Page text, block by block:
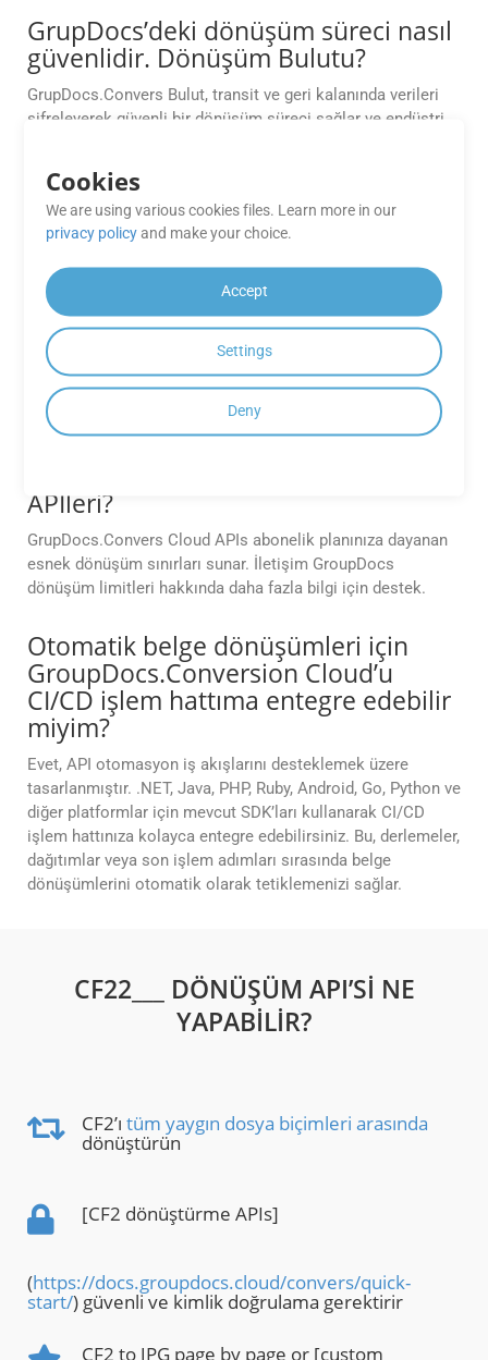
GrupDocs’deki dönüşüm süreci nasıl
güvenlidir. Dönüşüm Bulutu?
GrupDocs.Convers Bulut, transit ve geri kalanında verileri
şifreleyerek güvenli bir dönüşüm süreci sağlar ve endüstri
GrupDocs tarafından hangi dosya
formatları destekleniyor. Dönüşüm
GrupDocs.Convers Cloud APIs Word, Excel, PDF ve daha
fazlası dahil olmak üzere geniş bir dosya formatını
destekliyor. Desteklenen formatların tam listesi için
belgeye noter.
GrupDocs kullanarak
gerçekleştirebileceğim dönüşüm
APIleri?
GrupDocs.Convers Cloud APIs abonelik planınıza dayanan
esnek dönüşüm sınırları sunar. İletişim GroupDocs
dönüşüm limitleri hakkında daha fazla bilgi için destek.
Otomatik belge dönüşümleri için
GroupDocs.Conversion Cloud’u
CI/CD işlem hattıma entegre edebilir
miyim?
Evet, API otomasyon iş akışlarını desteklemek üzere
tasarlanmıştır. .NET, Java, PHP, Ruby, Android, Go, Python ve
diğer platformlar için mevcut SDK’ları kullanarak CI/CD
işlem hattınıza kolayca entegre edebilirsiniz. Bu, derlemeler,
dağıtımlar veya son işlem adımları sırasında belge
dönüşümlerini otomatik olarak tetiklemenizi sağlar.
CF22___ DÖNÜŞÜM API’SI NE
YAPABILIR?
CF2’ı tüm yaygın dosya biçimleri arasında
dönüştürün
[CF2 dönüştürme APIs]
(https://docs.groupdocs.cloud/convers/quick-
start/) güvenli ve kimlik doğrulama gerektirir
CF2 to JPG page by page or [custom
Cookies
We are using various cookies files. Learn more in our
privacy policyand make your choice.
Accept
Settings
Deny